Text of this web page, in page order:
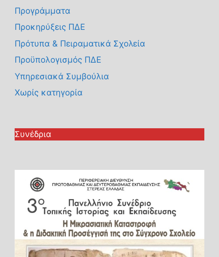
Προγράμματα
Προκηρύξεις ΠΔΕ
Πρότυπα & Πειραματικά Σχολεία
Προϋπολογισμός ΠΔΕ
Υπηρεσιακά Συμβούλια
Χωρίς κατηγορία
Συνέδρια